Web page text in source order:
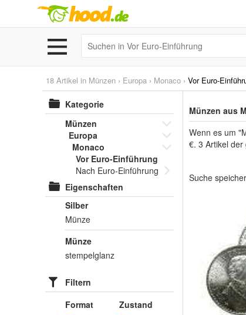
18 Artikel in Münzen › Europa › Monaco › Vor Euro-
Kategorie
Münzen
Europa
Monaco
Vor Euro-Einführung
Nach Euro-Einführung
Eigenschaften
Silber
Münze
Münze
stempelglanz
Filtern
Format
Zustand
Münzen aus
Wenn es um
€. 3 Artikel
Suche